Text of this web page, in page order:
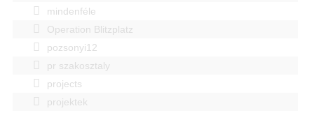
mindenféle
Operation Blitzplatz
pozsonyi12
pr szakosztaly
projects
projektek